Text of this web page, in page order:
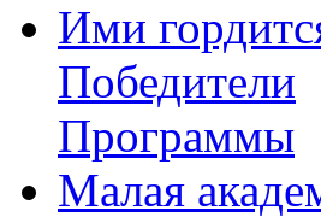
Ими
Победители
Программы
Малая